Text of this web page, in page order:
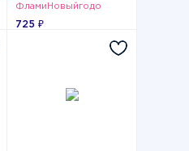
ФламиНовыйгодо
725 ₽